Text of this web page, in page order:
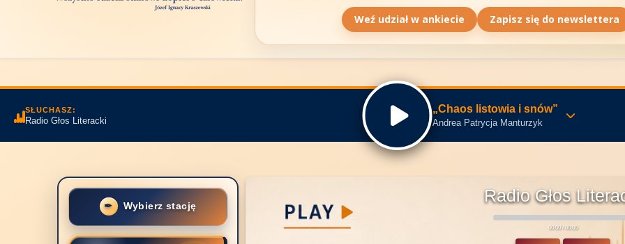
Weź udział w ankiecie Zapisz się do newslettera
SŁUCHASZ:
Radio Głos Literacki
„Chaos listowia i snów”
Andrea Patrycja Manturzyk
Wybierz stację
Radio Głos
00:00 / 00:00